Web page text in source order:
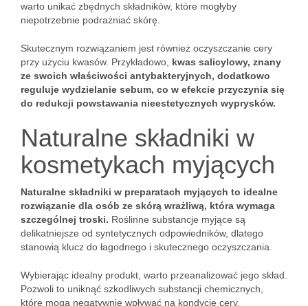
warto unikać zbędnych składników, które mogłyby
niepotrzebnie podrażniać skórę.
Skutecznym rozwiązaniem jest również oczyszczanie cery
przy użyciu kwasów. Przykładowo, kwas salicylowy, znany
ze swoich właściwości antybakteryjnych, dodatkowo
reguluje wydzielanie sebum, co w efekcie przyczynia się
do redukcji powstawania nieestetycznych wyprysków.
Naturalne składniki w
kosmetykach myjących
Naturalne składniki w preparatach myjących to idealne
rozwiązanie dla osób ze skórą wrażliwą, która wymaga
szczególnej troski. Roślinne substancje myjące są
delikatniejsze od syntetycznych odpowiedników, dlatego
stanowią klucz do łagodnego i skutecznego oczyszczania.
Wybierając idealny produkt, warto przeanalizować jego skład.
Pozwoli to uniknąć szkodliwych substancji chemicznych,
które mogą negatywnie wpływać na kondycję cery.